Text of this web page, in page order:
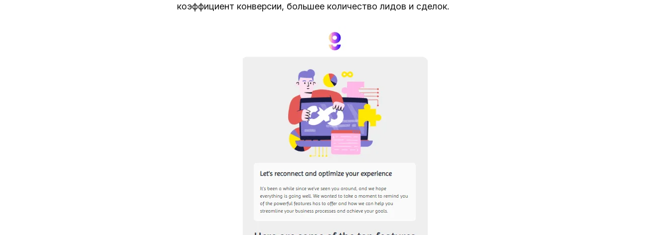
коэффициент конверсии, большее количество лидов и сделок.